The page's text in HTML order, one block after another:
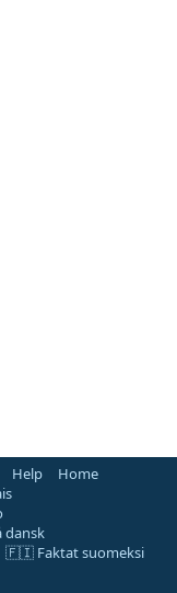
Help
Home
🇫🇮 Faktat suomeksi